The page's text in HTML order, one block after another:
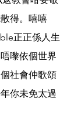
得。嘻嘻
正正係人生
嚟依個世界
社會仲歌頌
你未免太過